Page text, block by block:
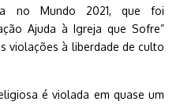
no Mundo 2021, que foi
Ajuda à Igreja que Sofre”
violações à liberdade de culto
é violada em quase um